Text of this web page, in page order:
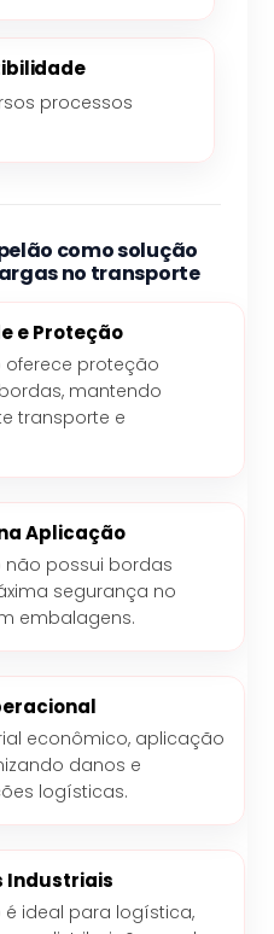
processos
como solução
no transporte
e Proteção
proteção
mantendo
transporte e
Aplicação
possui bordas
segurança no
embalagens.
econômico, aplicação
danos e
logísticas.
Industriais
ideal para logística,